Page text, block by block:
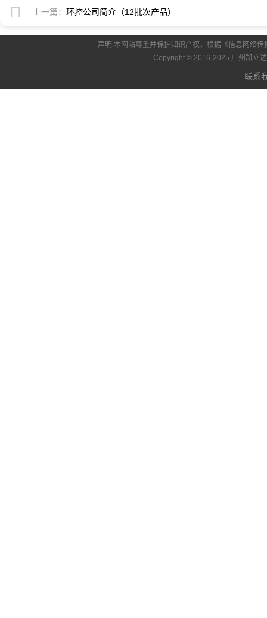
上一篇： 环控公司简介（12批次产品）
声明:本网站尊重并保护知识产权，根据《信息网络
Copyright © 2016-2025 广州凯立
联系